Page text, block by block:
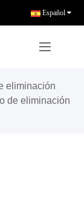
Español
eliminación
de eliminación